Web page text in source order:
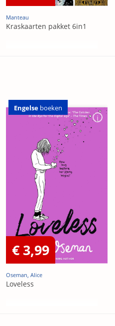
Manteau
Kraskaarten pakket 6in1
Engelse boeken
€ 3,99
Oseman, Alice
Loveless